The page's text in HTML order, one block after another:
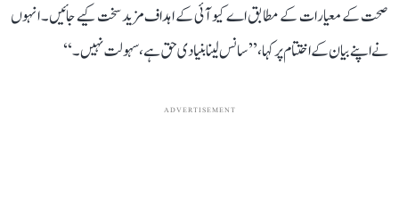
صحت کے معیارات کے مطابق اے کیو آئی کے اہداف مزید سخت کیے جائیں۔ انہوں
نے اپنے بیان کے اختتام پر کہا، ’’سانس لینا بنیادی حق ہے، سہولت نہیں۔‘‘
ADVERTISEMENT